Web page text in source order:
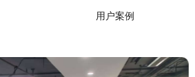
用户案例